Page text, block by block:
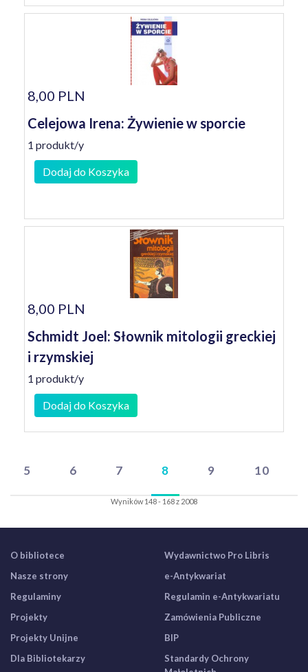
8,00 PLN
Celejowa Irena: Żywienie w sporcie
1 produkt/y
Dodaj do Koszyka
8,00 PLN
Schmidt Joel: Słownik mitologii greckiej
i rzymskiej
1 produkt/y
Dodaj do Koszyka
5 6 7 8 9 10
Wyników 148 - 168 z 2008
O bibliotece
Nasze strony
Regulaminy
Projekty
Projekty Unijne
Dla Bibliotekarzy
Wydawnictwo Pro Libris
e-Antykwariat
Regulamin e-Antykwariatu
Zamówienia Publiczne
BIP
Standardy Ochrony